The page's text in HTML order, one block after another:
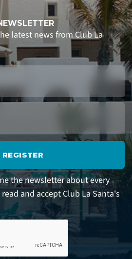
latest news from Club La
REGISTER
the newsletter about every
and accept Club La Santa's